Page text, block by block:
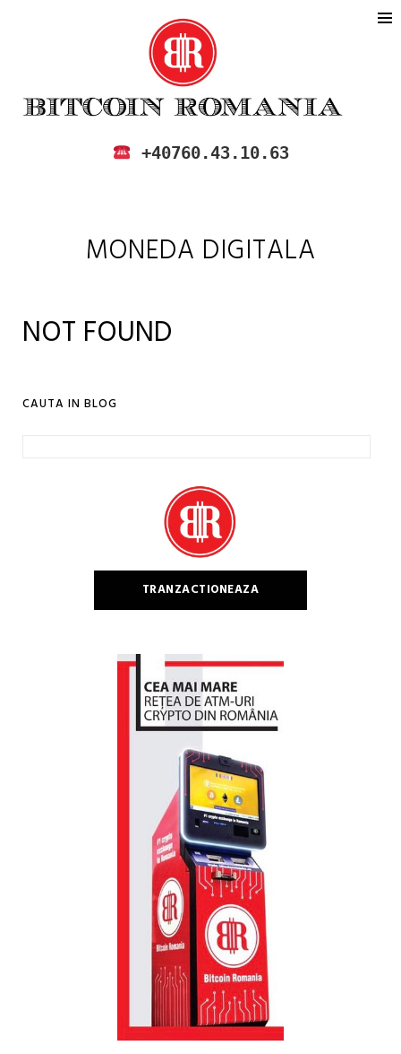
BITCOIN ROMANIA
CUMPARA SI VINDE BITCOIN IN
+40760.43.10.63
MONEDA DIGITALA
NOT FOUND
CAUTA IN BLOG
TRANZACTIONEAZA